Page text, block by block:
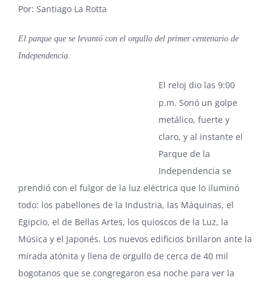
Por: Santiago La Rotta
El parque que se levantó con el orgullo del primer centenario de
Independencia.
El reloj dio las 9:00
p.m. Sonó un golpe
metálico, fuerte y
claro, y al instante el
Parque de la
Independencia se
prendió con el fulgor de la luz eléctrica que lo iluminó
todo: los pabellones de la Industria, las Máquinas, el
Egipcio, el de Bellas Artes, los quioscos de la Luz, la
Música y el Japonés. Los nuevos edificios brillaron ante la
mirada atónita y llena de orgullo de cerca de 40 mil
bogotanos que se congregaron esa noche para ver la